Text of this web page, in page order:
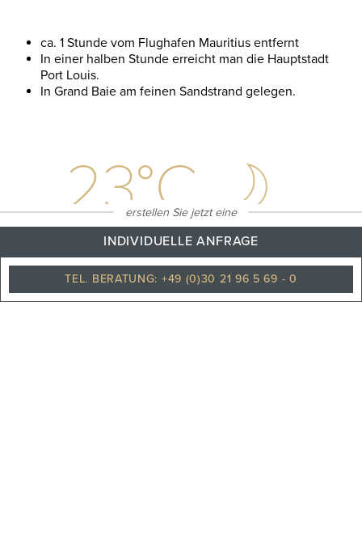
erstellen Sie jetzt eine
INDIVIDUELLE ANFRAGE
TEL. BERATUNG: +49 (0)30 21 96 5 69 - 0
ca. 1 Stunde vom Flughafen Mauritius entfernt
In einer halben Stunde erreicht man die Hauptstadt
Port Louis.
In Grand Baie am feinen Sandstrand gelegen.
23°C
Klarer himmel